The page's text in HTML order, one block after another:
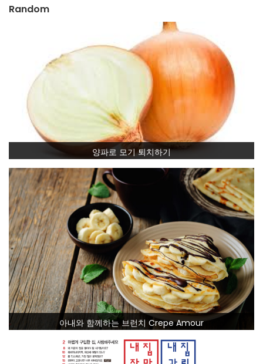
Random
양파로 모기 퇴치하기
아내와 함께하는 브런치 Crepe Amour